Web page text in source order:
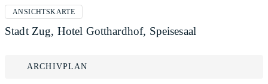
ANSICHTSKARTE
Stadt Zug, Hotel Gotthardhof, Speisesaal
ARCHIVPLAN